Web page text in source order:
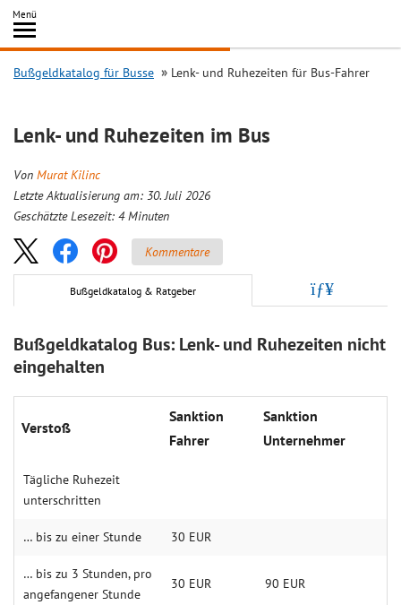
Inhalt
springen
Menü
Search
Bußgeldkatalog für Busse Lenk- und Ruhezeiten für Bus-Fahrer
Lenk- und Ruhezeiten im Bus
Von Murat Kilinc
Letzte Aktualisierung am: 30. Juli 2026
Geschätzte Lesezeit: 4 Minuten
Kommentare
Bußgeldkatalog & Ratgeber
Bußgeldkatalog Bus: Lenk- und Ruhezeiten nicht
eingehalten
Verstoß
Sanktion
Fahrer
Sanktion
Unternehmer
Tägliche Ruhezeit
unterschritten
… bis zu einer Stunde 30 EUR
… bis zu 3 Stunden, pro
angefangener Stunde
30 EUR 90 EUR